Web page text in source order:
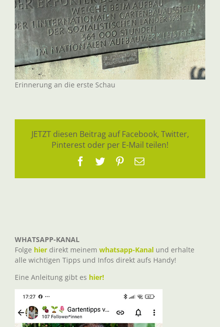
Erinnerung an die erste Schau
JETZT diesen Beitrag auf Facebook, Twitter,
Pinterest oder per E-Mail teilen!
Facebook
TwitterPinterest
E-
WHATSAPP-KANAL
Folge hier direkt meinem whatsapp-Kanal und erhalte
alle wichtigen Tipps und Infos direkt aufs Handy!
Eine Anleitung gibt es hier!